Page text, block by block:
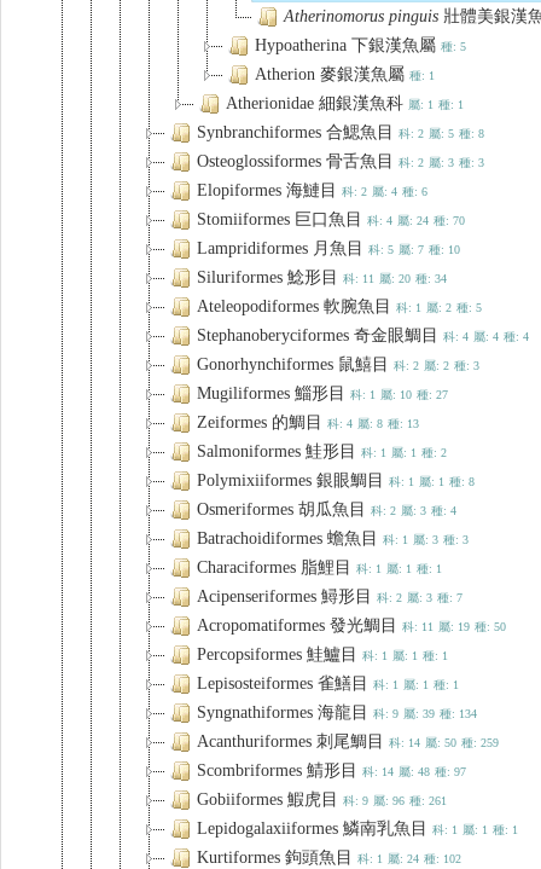
Atherinomorus pinguis 壯體美銀漢
Hypoatherina 下銀漢魚屬 種: 5
Atherion 麥銀漢魚屬 種: 1
Atherionidae 細銀漢魚科 屬: 1 種: 1
Synbranchiformes 合鰓魚目 科: 2 屬: 5 種: 8
Osteoglossiformes 骨舌魚目 科: 2 屬: 3 種: 3
Elopiformes 海鰱目 科: 2 屬: 4 種: 6
Stomiiformes 巨口魚目 科: 4 屬: 24 種: 70
Lampridiformes 月魚目 科: 5 屬: 7 種: 10
Siluriformes 鯰形目 科: 11 屬: 20 種: 34
Ateleopodiformes 軟腕魚目 科: 1 屬: 2 種: 5
Stephanoberyciformes 奇金眼鯛目 科: 4 屬: 4 種: 4
Gonorhynchiformes 鼠鱚目 科: 2 屬: 2 種: 3
Mugiliformes 鯔形目 科: 1 屬: 10 種: 27
Zeiformes 的鯛目 科: 4 屬: 8 種: 13
Salmoniformes 鮭形目 科: 1 屬: 1 種: 2
Polymixiiformes 銀眼鯛目 科: 1 屬: 1 種: 8
Osmeriformes 胡瓜魚目 科: 2 屬: 3 種: 4
Batrachoidiformes 蟾魚目 科: 1 屬: 3 種: 3
Characiformes 脂鯉目 科: 1 屬: 1 種: 1
Acipenseriformes 鱘形目 科: 2 屬: 3 種: 7
Acropomatiformes 發光鯛目 科: 11 屬: 19 種: 50
Percopsiformes 鮭鱸目 科: 1 屬: 1 種: 1
Lepisosteiformes 雀鱔目 科: 1 屬: 1 種: 1
Syngnathiformes 海龍目 科: 9 屬: 39 種: 134
Acanthuriformes 刺尾鯛目 科: 14 屬: 50 種: 259
Scombriformes 鯖形目 科: 14 屬: 48 種: 97
Gobiiformes 鰕虎目 科: 9 屬: 96 種: 261
Lepidogalaxiiformes 鱗南乳魚目 科: 1 屬: 1 種: 1
Kurtiformes 鉤頭魚目 科: 1 屬: 24 種: 102